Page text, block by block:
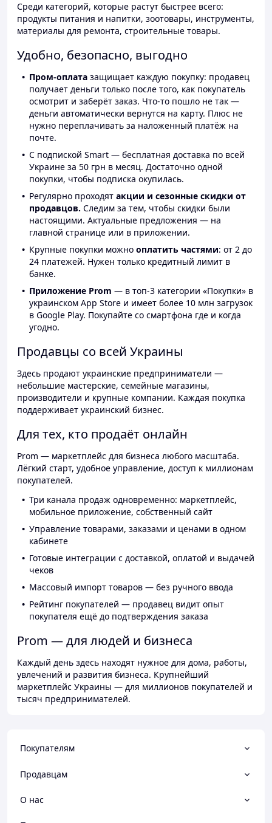
Среди категорий, которые растут быстрее всего:
продукты питания и напитки, зоотовары, инструменты,
материалы для ремонта, строительные товары.
Удобно, безопасно, выгодно
Пром-оплата защищает каждую покупку: продавец
получает деньги только после того, как покупатель
осмотрит и заберёт заказ. Что-то пошло не так —
деньги автоматически вернутся на карту. Плюс не
нужно переплачивать за наложенный платёж на
почте.
С подпиской Smart — бесплатная доставка по всей
Украине за 50 грн в месяц. Достаточно одной
покупки, чтобы подписка окупилась.
Регулярно проходят акции и сезонные скидки от
продавцов. Следим за тем, чтобы скидки были
настоящими. Актуальные предложения — на
главной странице или в приложении.
Крупные покупки можно оплатить частями: от 2 до
24 платежей. Нужен только кредитный лимит в
банке.
Приложение Prom — в топ-3 категории «Покупки» в
украинском App Store и имеет более 10 млн загрузок
в Google Play. Покупайте со смартфона где и когда
угодно.
Продавцы со всей Украины
Здесь продают украинские предприниматели —
небольшие мастерские, семейные магазины,
производители и крупные компании. Каждая покупка
поддерживает украинский бизнес.
Для тех, кто продаёт онлайн
Prom — маркетплейс для бизнеса любого масштаба.
Лёгкий старт, удобное управление, доступ к миллионам
покупателей.
Три канала продаж одновременно: маркетплейс,
мобильное приложение, собственный сайт
Управление товарами, заказами и ценами в одном
кабинете
Готовые интеграции с доставкой, оплатой и выдачей
чеков
Массовый импорт товаров — без ручного ввода
Рейтинг покупателей — продавец видит опыт
покупателя ещё до подтверждения заказа
Prom — для людей и бизнеса
Каждый день здесь находят нужное для дома, работы,
увлечений и развития бизнеса. Крупнейший
маркетплейс Украины — для миллионов покупателей и
тысяч предпринимателей.
Покупателям
Продавцам
О нас